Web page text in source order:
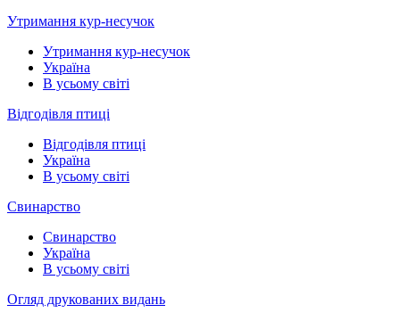
Утримання кур-несучок
Утримання кур-несучок
Україна
В усьому світі
Відгодівля птиці
Відгодівля птиці
Україна
В усьому світі
Свинарство
Свинарство
Україна
В усьому світі
Огляд друкованих видань